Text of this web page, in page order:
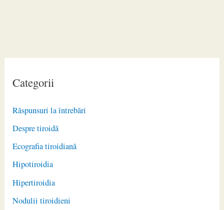
Categorii
Răspunsuri la întrebări
Despre tiroidă
Ecografia tiroidiană
Hipotiroidia
Hipertiroidia
Nodulii tiroidieni